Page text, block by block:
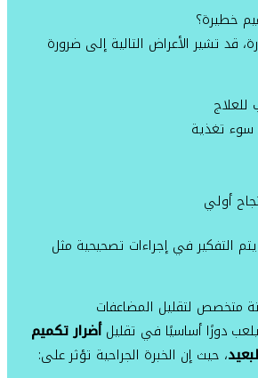
خطيرة؟
قد تشير الأعراض التالية إلى ضرورة
للعلاج
تغذية
أولي
التفكير في إجراءات تصحيحية مثل
متخصص لتقليل المضاعفات
يلعب دورًا أساسيًا في تقليلأضرار تكميم
، حيث إن الخبرة الجراحية تؤثر على: